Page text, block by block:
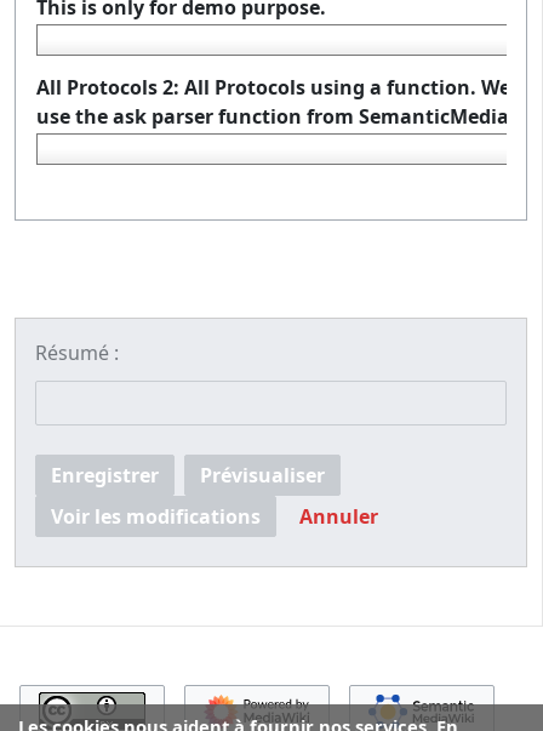
This is only for demo purpose.
All Protocols 2: All Protocols using a function. We
use theask parser function from
Résumé :
Enregistrer
Prévisualiser
Voir les modifications
Annuler
Les cookies nous aident à fournir nos services. En